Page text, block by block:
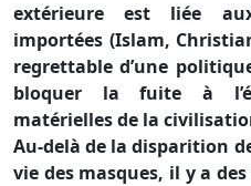
extérieure est liée
importées (Islam,
regrettable d’une
bloquer la fuite à
matérielles de la
Au-delà de la disparition
vie des masques, il y a